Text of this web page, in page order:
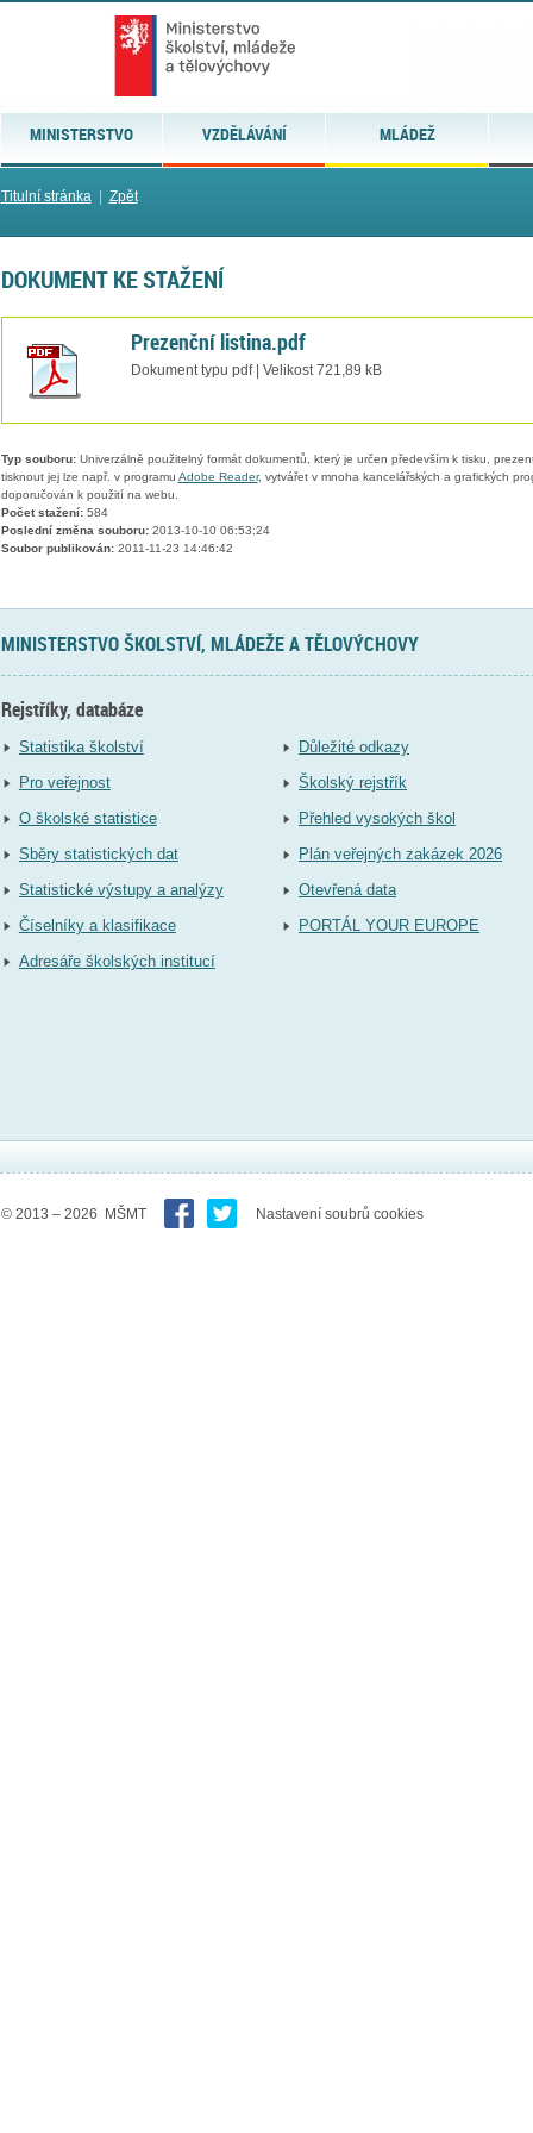
MINISTERSTVO VZDĚLÁVÁNÍ MLÁDEŽ
Titulní stránka| Zpět
DOKUMENT KE STAŽENÍ
Prezenční listina.pdf
Dokument typu pdf | Velikost 721,89 kB
Typ souboru:Univerzálně použitelný formát dokumentů, který je určen především k tisku,
tisknout jej lze např. v programu Adobe Reader, vytvářet v mnoha kancelářských a grafických
doporučován k použití na webu.
Počet stažení:584
Poslední změna souboru:2013-10-10 06:53:24
Soubor publikován:2011-11-23 14:46:42
MINISTERSTVO ŠKOLSTVÍ, MLÁDEŽE A TĚLOVÝCHOVY
Rejstříky, databáze
Statistika školství
Pro veřejnost
O školské statistice
Sběry statistických dat
Statistické výstupy a analýzy
Číselníky a klasifikace
Adresáře školských institucí
Důležité odkazy
Školský rejstřík
Přehled vysokých škol
Plán veřejných zakázek 2026
Otevřená data
PORTÁL YOUR EUROPE
© 2013 – 2026 MŠMT Nastavení soubrů cookies